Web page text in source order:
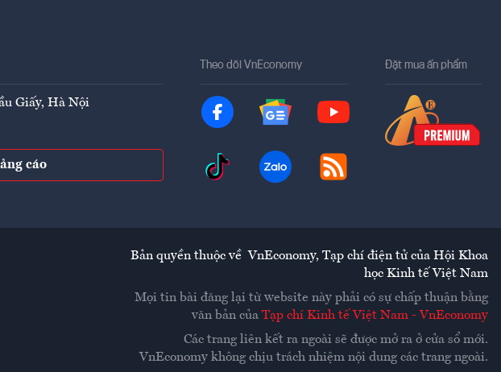
Giấy, Hà Nội
cáo
Theo dõi VnEconomy Đặt mua ấn phẩm
Bản quyền thuộc về VnEconomy, Tạp chí điện tử của Hội Khoa
học Kinh tế Việt Nam
Mọi tin bài đăng lại từ website này phải có sự chấp thuận bằng
văn bản của Tạp chí Kinh tế Việt Nam - VnEconomy
Các trang liên kết ra ngoài sẽ được mở ra ở cửa sổ mới.
VnEconomy không chịu trách nhiệm nội dung các trang ngoài.